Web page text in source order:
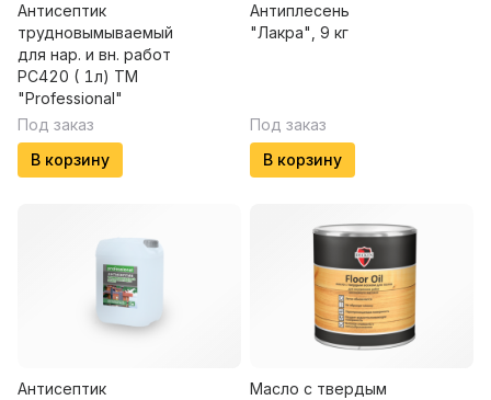
Антисептик
трудновымываемый
для нар. и вн. работ
PC420 ( 1л) ТМ
"Professional"
Под заказ
В корзину
Антиплесень
"Лакра", 9 кг
Под заказ
В корзину
Антисептик
Масло с твердым